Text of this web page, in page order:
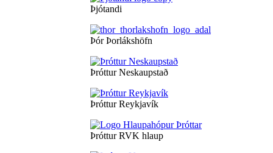
Þjótandi
Þór Þorlákshöfn
Þróttur Neskaupstað
Þróttur Reykjavík
Þróttur RVK hlaup